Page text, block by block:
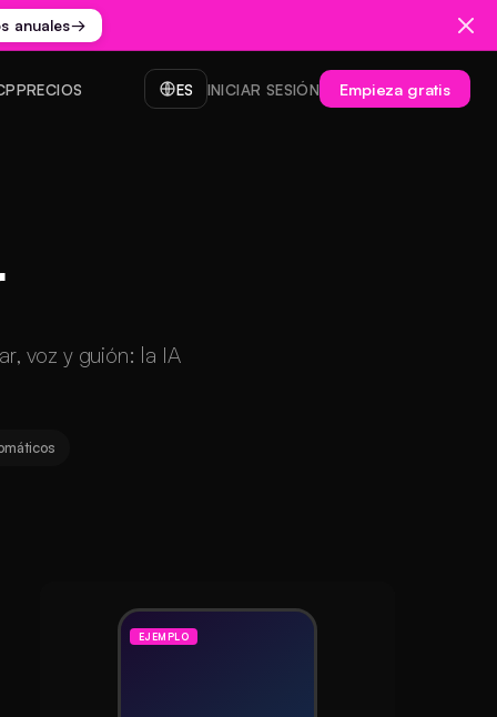
anuales→
PRECIOS ES INICIAR SESIÓN Empieza gratis
voz y guión: la IA
EJEMPLO